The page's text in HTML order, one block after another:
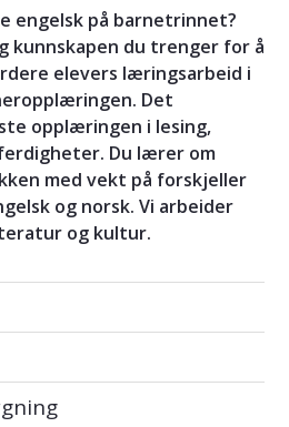
engelsk på barnetrinnet?
kunnskapen du trenger for å
elevers læringsarbeid i
Det
opplæringen i lesing,
Du lærer om
med vekt på forskjeller
og norsk. Vi arbeider
og kultur.